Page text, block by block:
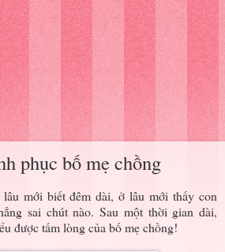
phục bố mẹ chồng
mới biết đêm dài, ở lâu mới thấy con
sai chút nào. Sau một thời gian dài,
được tấm lòng của bố mẹ chồng!